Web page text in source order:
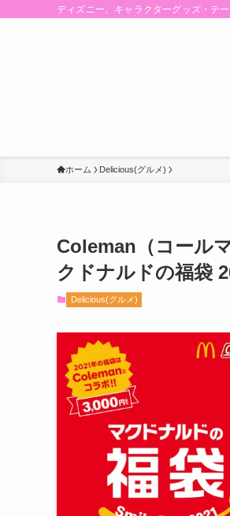
ディズニー、キャラクターグッズ・テ
ホーム Delicious(グルメ)
Coleman（コール
クドナルドの福袋
Delicious(グルメ)